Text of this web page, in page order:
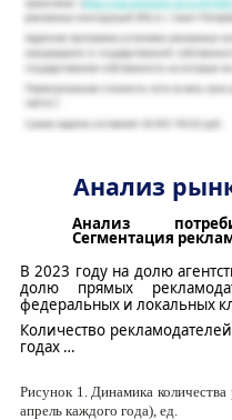
Анализ
Анализ
Сегментация
В 2023 году на долю
долю прямых
федеральных и локальных
Количество рекламодателей
годах …
Рисунок 1 Динамика количества
апрель каждого года), ед.